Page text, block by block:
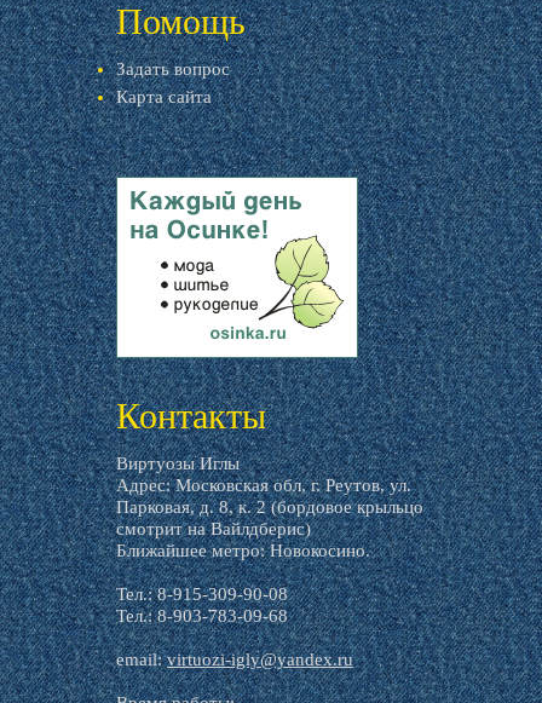
Помощь
Задать вопрос
Карта сайта
livemaster.ru
Контакты
Виртуозы Иглы
Адрес: Московская обл, г. Реутов, ул.
Парковая, д. 8, к. 2 (бордовое крыльцо
смотрит на Вайлдберис)
Ближайшее метро: Новокосино.
Тел.: 8-915-309-90-08
Тел.: 8-903-783-09-68
email:virtuozi-igly@yandex.ru